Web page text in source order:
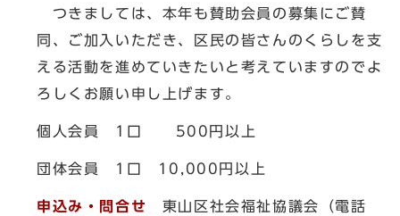
つきましては、本年も賛助会員の募集にご賛
同、ご加入いただき、区民の皆さんのくらしを支
える活動を進めていきたいと考えていますのでよ
ろしくお願い申し上げます。
個人会員 1口 500円以上
団体会員 1口 10,000円以上
申込み・問合せ 東山区社会福祉協議会（電話